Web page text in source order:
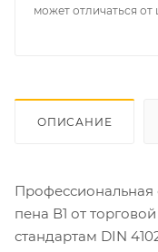
может отличаться от
ОПИСАНИЕ
Профессиональная
пена В1 от
стандартам DIN